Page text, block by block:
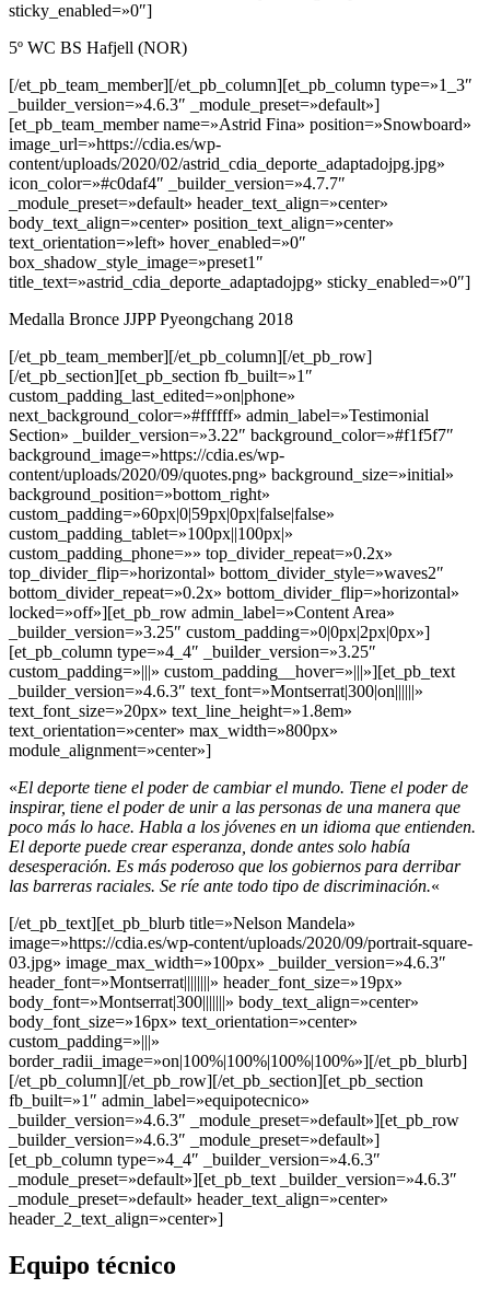
sticky_enabled=»0″]
5º WC BS Hafjell (NOR)
[/et_pb_team_member][/et_pb_column][et_pb_column type=»1_3″
_builder_version=»4.6.3″ _module_preset=»default»]
[et_pb_team_member name=»Astrid Fina» position=»Snowboard»
image_url=»https://cdia.es/wp-
content/uploads/2020/02/astrid_cdia_deporte_adaptadojpg.jpg»
icon_color=»#c0daf4″ _builder_version=»4.7.7″
_module_preset=»default» header_text_align=»center»
body_text_align=»center» position_text_align=»center»
text_orientation=»left» hover_enabled=»0″
box_shadow_style_image=»preset1″
title_text=»astrid_cdia_deporte_adaptadojpg» sticky_enabled=»0″]
Medalla Bronce JJPP Pyeongchang 2018
[/et_pb_team_member][/et_pb_column][/et_pb_row]
[/et_pb_section][et_pb_section fb_built=»1″
custom_padding_last_edited=»on|phone»
next_background_color=»#ffffff» admin_label=»Testimonial
Section» _builder_version=»3.22″ background_color=»#f1f5f7″
background_image=»https://cdia.es/wp-
content/uploads/2020/09/quotes.png» background_size=»initial»
background_position=»bottom_right»
custom_padding=»60px|0|59px|0px|false|false»
custom_padding_tablet=»100px||100px|»
custom_padding_phone=»» top_divider_repeat=»0.2x»
top_divider_flip=»horizontal» bottom_divider_style=»waves2″
bottom_divider_repeat=»0.2x» bottom_divider_flip=»horizontal»
locked=»off»][et_pb_row admin_label=»Content Area»
_builder_version=»3.25″ custom_padding=»0|0px|2px|0px»]
[et_pb_column type=»4_4″ _builder_version=»3.25″
custom_padding=»|||» custom_padding__hover=»|||»][et_pb_text
_builder_version=»4.6.3″ text_font=»Montserrat|300|on||||||»
text_font_size=»20px» text_line_height=»1.8em»
text_orientation=»center» max_width=»800px»
module_alignment=»center»]
«El deporte tiene el poder de cambiar el mundo. Tiene el poder de
inspirar, tiene el poder de unir a las personas de una manera que
poco más lo hace. Habla a los jóvenes en un idioma que entienden.
El deporte puede crear esperanza, donde antes solo había
desesperación. Es más poderoso que los gobiernos para derribar
las barreras raciales. Se ríe ante todo tipo de discriminación.«
[/et_pb_text][et_pb_blurb title=»Nelson Mandela»
image=»https://cdia.es/wp-content/uploads/2020/09/portrait-square-
03.jpg» image_max_width=»100px» _builder_version=»4.6.3″
header_font=»Montserrat||||||||» header_font_size=»19px»
body_font=»Montserrat|300|||||||» body_text_align=»center»
body_font_size=»16px» text_orientation=»center»
custom_padding=»|||»
border_radii_image=»on|100%|100%|100%|100%»][/et_pb_blurb]
[/et_pb_column][/et_pb_row][/et_pb_section][et_pb_section
fb_built=»1″ admin_label=»equipotecnico»
_builder_version=»4.6.3″ _module_preset=»default»][et_pb_row
_builder_version=»4.6.3″ _module_preset=»default»]
[et_pb_column type=»4_4″ _builder_version=»4.6.3″
_module_preset=»default»][et_pb_text _builder_version=»4.6.3″
_module_preset=»default» header_text_align=»center»
header_2_text_align=»center»]
Equipo técnico